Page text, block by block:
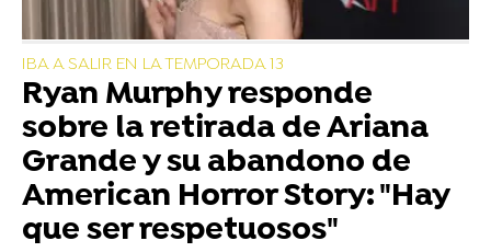
IBA A SALIR EN LA TEMPORADA 13
Ryan Murphy responde
sobre la retirada de Ariana
Grande y su abandono de
American Horror Story: "Hay
que ser respetuosos"